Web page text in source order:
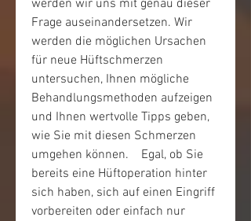
werden wir uns mit genau dieser
Frage auseinandersetzen. Wir
werden die möglichen Ursachen
für neue Hüftschmerzen
untersuchen, Ihnen mögliche
Behandlungsmethoden aufzeigen
und Ihnen wertvolle Tipps geben,
wie Sie mit diesen Schmerzen
umgehen können.    Egal, ob Sie
bereits eine Hüftoperation hinter
sich haben, sich auf einen Eingriff
vorbereiten oder einfach nur